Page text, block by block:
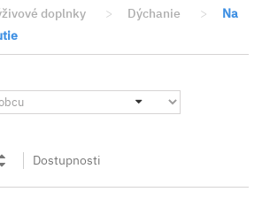
doplnky > Dýchanie >
Na
Dostupnosti